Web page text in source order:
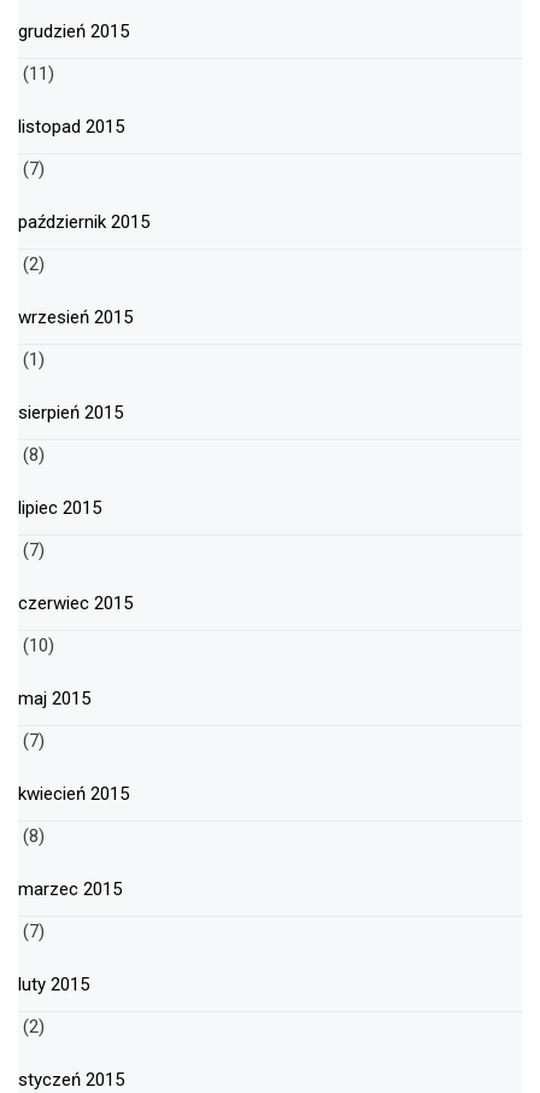
grudzień 2015
(11)
listopad 2015
(7)
październik 2015
(2)
wrzesień 2015
(1)
sierpień 2015
(8)
lipiec 2015
(7)
czerwiec 2015
(10)
maj 2015
(7)
kwiecień 2015
(8)
marzec 2015
(7)
luty 2015
(2)
styczeń 2015